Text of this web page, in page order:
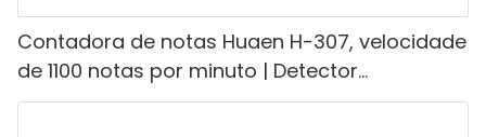
Contadora de notas Huaen H-307, velocidade
de 1100 notas por minuto | Detector
UV/Magnético/Infravermelho/Falsificante,